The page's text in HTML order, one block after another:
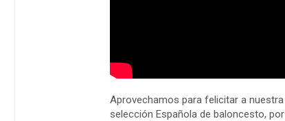
Aprovechamos para felicitar a nuestra
selección Española de baloncesto, por